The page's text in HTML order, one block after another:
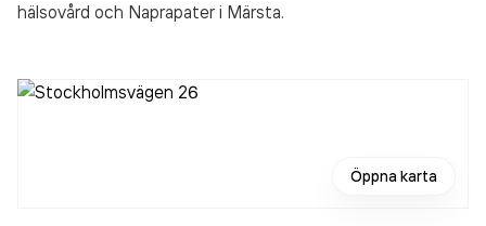
hälsovård och Naprapateri Märsta.
Öppna karta